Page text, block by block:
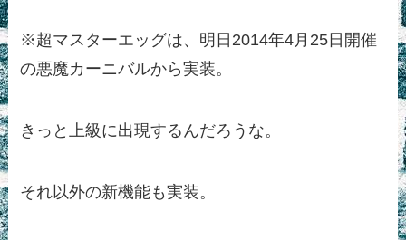
※超マスターエッグは、明日2014年4月25日開催
の悪魔カーニバルから実装。
きっと上級に出現するんだろうな。
それ以外の新機能も実装。